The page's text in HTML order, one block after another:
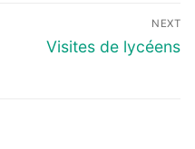
NEXT
Next
Visites de lycéens